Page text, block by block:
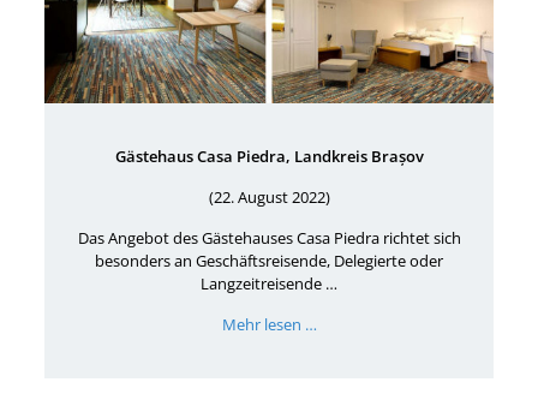
Gästehaus Casa Piedra, Landkreis Brașov
(22. August 2022)
Das Angebot des Gästehauses Casa Piedra richtet sich
besonders an Geschäftsreisende, Delegierte oder
Langzeitreisende …
Mehr lesen …